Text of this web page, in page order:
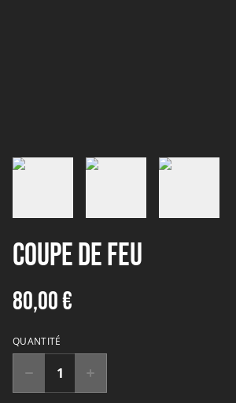
Coupe de feu
80,00 €
QUANTITÉ